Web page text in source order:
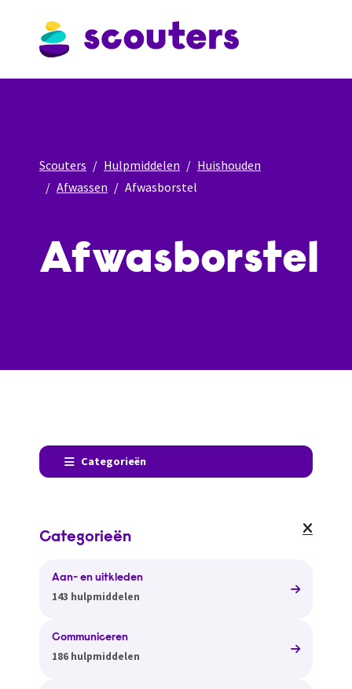
Scouters Hulpmiddelen
Huishouden
Afwassen
Afwasborstel
Afwasborstel
Categorieën
Categorieën
Aan- en uitkleden
143 hulpmiddelen
Communiceren
186 hulpmiddelen